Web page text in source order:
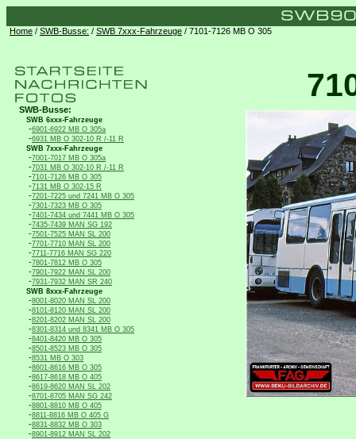
Home / SWB-Busse: / SWB 7xxx-Fahrzeuge / 7101-7126 MB O 305
SWB-Busse:
SWB 6xxx-Fahrzeuge
-6901-6922 MB O 305a
-6931 MB O 302-10 R /-11 R
SWB 7xxx-Fahrzeuge
-7001-7017 MB O 305a
-7031 MB O 302-10 R /-11 R
-7101-7126 MB O 305
-7131 MB O 302-15 R
-7201-7225 und 7241 MB O 305
-7301-7323 MB O 305
-7401-7434 und 7441 MB O 305
-7435-7439 MAN SG 192
-7501-7525 MAN SL 200
-7701-7710 MAN SL 200
-7711-7716 MAN SG 220
-7801-7812 MB O 305
-7901-7922 MAN SL 200
-7931-7932 MAN SR 240
SWB 8xxx-Fahrzeuge
-8001-8020 MAN SL 200
-8101-8120 MAN SL 200
-8201-8202 MAN SL 200
-8301-8314 und 8341 MB O 305
-8401-8420 MB O 305
-8501-8523 MB O 305
-8531 MB O 303
-8601-8616 MB O 305
-8617-8618 MB O 405
-8619-8620 MAN SL 202
-8701-8705 MAN SG 242
-8801-8810 MB O 405
-8811-8816 MB O 405 G
-8831-8832 MB O 303
-8901-8912 MAN SL 202